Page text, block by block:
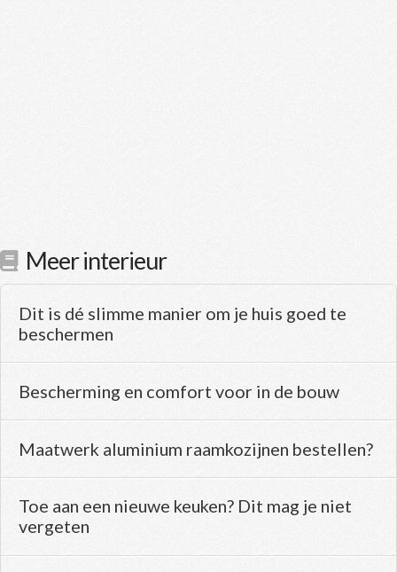
Meer interieur
Dit is dé slimme manier om je huis goed te
beschermen
Bescherming en comfort voor in de bouw
Maatwerk aluminium raamkozijnen bestellen?
Toe aan een nieuwe keuken? Dit mag je niet
vergeten